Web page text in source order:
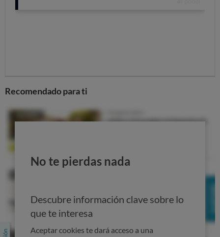
Partiendo de un mínimo, puede haber ligeras
Recomendado para ti
No te pierdas nada
Descubre información clave sobre lo
que te interesa
Aceptar cookies te dará acceso a una